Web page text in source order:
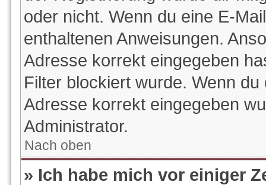
oder nicht. Wenn du eine E-
enthaltenen Anweisungen.
Adresse korrekt eingegeben
Filter blockiert wurde. Wenn
Adresse korrekt eingegeben
Administrator.
Nach oben
» Ich habe mich vor einiger